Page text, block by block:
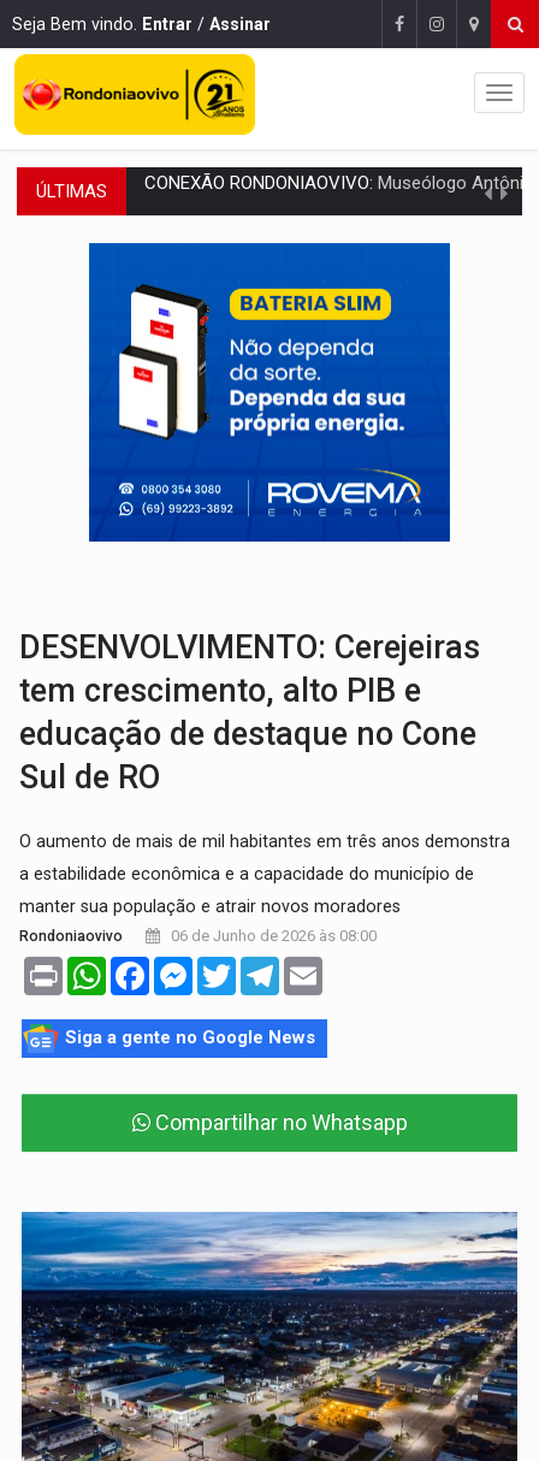
Seja Bem vindo. Entrar / Assinar
ÚLTIMAS EXTENSÃO DE DANOS:Ferroviários pedem ao Iphan recuperação de área
VARIANDO O CARDÁPIO:Veja essa receita de carne assada para o
PREJUÍZO AOS ESTUDANTES:Greve dos professores em PVH é
POSSESSÃO DE DEBORAH LOGAN:
TRANSPARÊNCIA:TCE reúne candidatos ao Governo e apresenta
ELAS DECIDEM:Mulheres são maioria e representam 52% do eleitorado de
NO CARRO: Homem é preso com pistola 9mm durante abordagem da Força
DESENVOLVIMENTO: Cerejeiras
tem crescimento, alto PIB e
educação de destaque no Cone
Sul de RO
O aumento de mais de mil habitantes em três anos demonstra
a estabilidade econômica e a capacidade do município de
manter sua população e atrair novos moradores
Rondoniaovivo 06 de Junho de 2026 às 08:00
Print WhatsAppFacebookMessenger
TwitterTelegram
Siga a gente no Google News
Compartilhar no Whatsapp